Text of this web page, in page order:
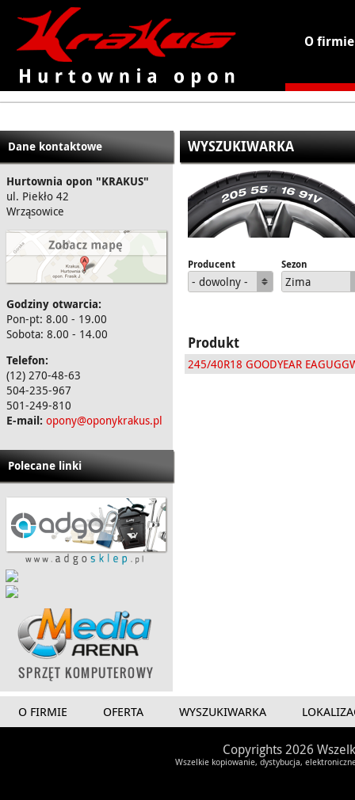
KRAKUS - hurtownia opon
O firmie
Dane kontaktowe
Hurtownia opon "KRAKUS"
ul. Piekło 42
Wrząsowice
Godziny otwarcia:
Pon-pt: 8.00 - 19.00
Sobota: 8.00 - 14.00
Telefon:
(12) 270-48-63
504-235-967
501-249-810
E-mail: opony@oponykrakus.pl
Polecane linki
WYSZUKIWARKA
Producent
- dowolny -
Sezon
Zima
Produkt
245/40R18 GOODYEAR
O FIRMIE OFERTA WYSZUKIWARKA
Copyrights 2026
Wszelkie kopiowanie, dystybucja,